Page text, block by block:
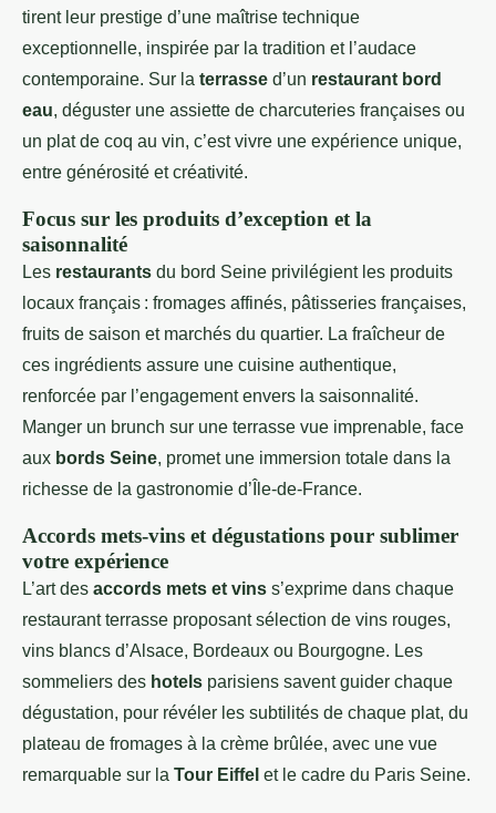
tirent leur prestige d’une maîtrise technique
exceptionnelle, inspirée par la tradition et l’audace
contemporaine. Sur la terrasse d’un restaurant bord
eau, déguster une assiette de charcuteries françaises ou
un plat de coq au vin, c’est vivre une expérience unique,
entre générosité et créativité.
Focus sur les produits d’exception et la
saisonnalité
Les restaurants du bord Seine privilégient les produits
locaux français : fromages affinés, pâtisseries françaises,
fruits de saison et marchés du quartier. La fraîcheur de
ces ingrédients assure une cuisine authentique,
renforcée par l’engagement envers la saisonnalité.
Manger un brunch sur une terrasse vue imprenable, face
aux bords Seine, promet une immersion totale dans la
richesse de la gastronomie d’Île-de-France.
Accords mets-vins et dégustations pour sublimer
votre expérience
L’art des accords mets et vins s’exprime dans chaque
restaurant terrasse proposant sélection de vins rouges,
vins blancs d’Alsace, Bordeaux ou Bourgogne. Les
sommeliers des hotels parisiens savent guider chaque
dégustation, pour révéler les subtilités de chaque plat, du
plateau de fromages à la crème brûlée, avec une vue
remarquable sur la Tour Eiffel et le cadre du Paris Seine.